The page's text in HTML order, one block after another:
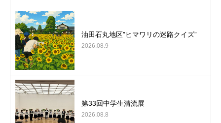
油田石丸地区”ヒマワリの迷路クイズ”
2026.08.9
第33回中学生清流展
2026.08.8